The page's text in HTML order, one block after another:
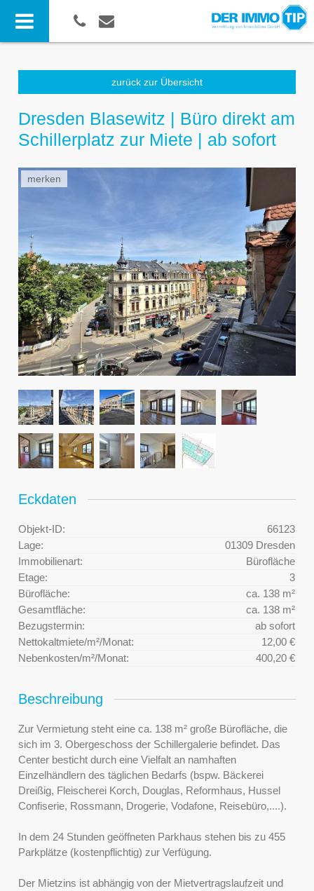
zurück zur Übersicht
Dresden Blasewitz | Büro direkt am
Schillerplatz zur Miete | ab sofort
merken
Eckdaten
Objekt-ID:
66123
Lage:
01309 Dresden
Immobilienart:
Bürofläche
Etage:
3
Bürofläche:
ca. 138 m²
Gesamtfläche:
ca. 138 m²
Bezugstermin:
ab sofort
Nettokaltmiete/m²/Monat:
12,00 €
Nebenkosten/m²/Monat:
400,20 €
Beschreibung
Zur Vermietung steht eine ca. 138 m² große Bürofläche, die
sich im 3. Obergeschoss der Schillergalerie befindet. Das
Center besticht durch eine Vielfalt an namhaften
Einzelhändlern des täglichen Bedarfs (bspw. Bäckerei
Dreißig, Fleischerei Korch, Douglas, Reformhaus, Hussel
Confiserie, Rossmann, Drogerie, Vodafone, Reisebüro,....).
In dem 24 Stunden geöffneten Parkhaus stehen bis zu 455
Parkplätze (kostenpflichtig) zur Verfügung.
Der Mietzins ist abhängig von der Mietvertragslaufzeit und